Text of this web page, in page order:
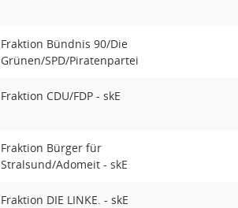
Fraktion Bündnis 90/Die
Grünen/SPD/Piratenpartei
Fraktion CDU/FDP - skE
Fraktion Bürger für
Stralsund/Adomeit - skE
Fraktion DIE LINKE. - skE